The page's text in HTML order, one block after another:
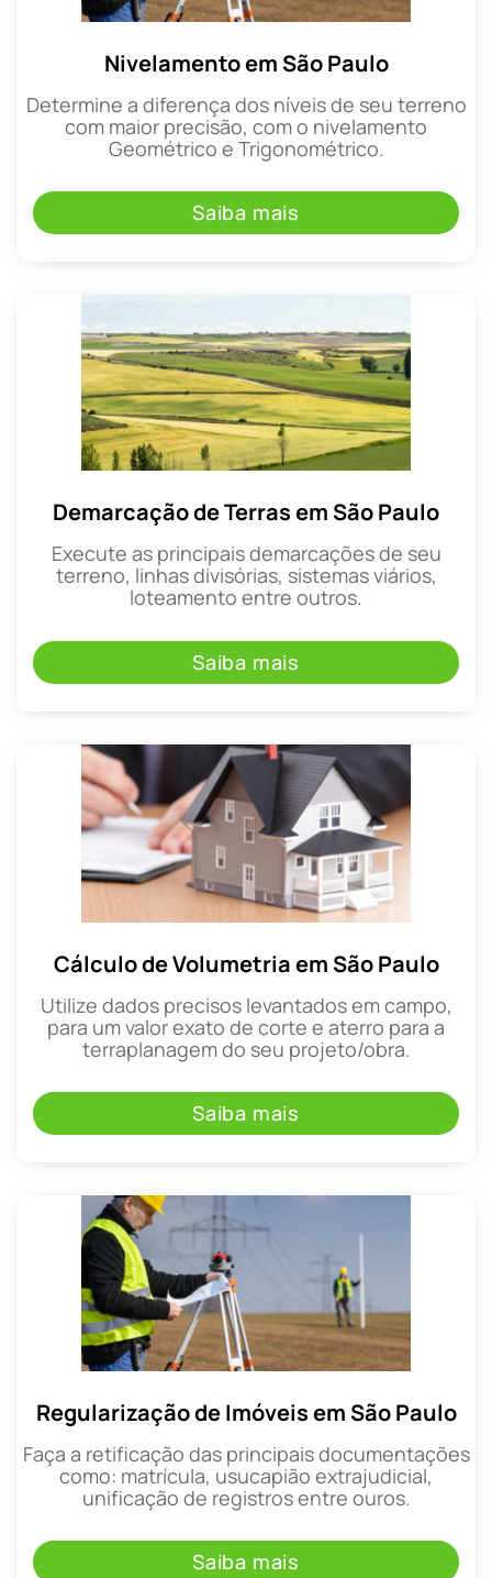
Nivelamento em São Paulo
Determine a diferença dos níveis de seu terreno
com maior precisão, com o nivelamento
Geométrico e Trigonométrico.
Saiba mais
Demarcação de Terras em São Paulo
Execute as principais demarcações de seu
terreno, linhas divisórias, sistemas viários,
loteamento entre outros.
Saiba mais
Cálculo de Volumetria em São Paulo
Utilize dados precisos levantados em campo,
para um valor exato de corte e aterro para a
terraplanagem do seu projeto/obra.
Saiba mais
Regularização de Imóveis em São Paulo
Faça a retificação das principais documentações
como: matrícula, usucapião extrajudicial,
unificação de registros entre ouros.
Saiba mais